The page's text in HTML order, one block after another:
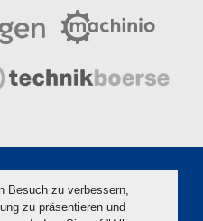
Besuch zu verbessern,
zu präsentieren und